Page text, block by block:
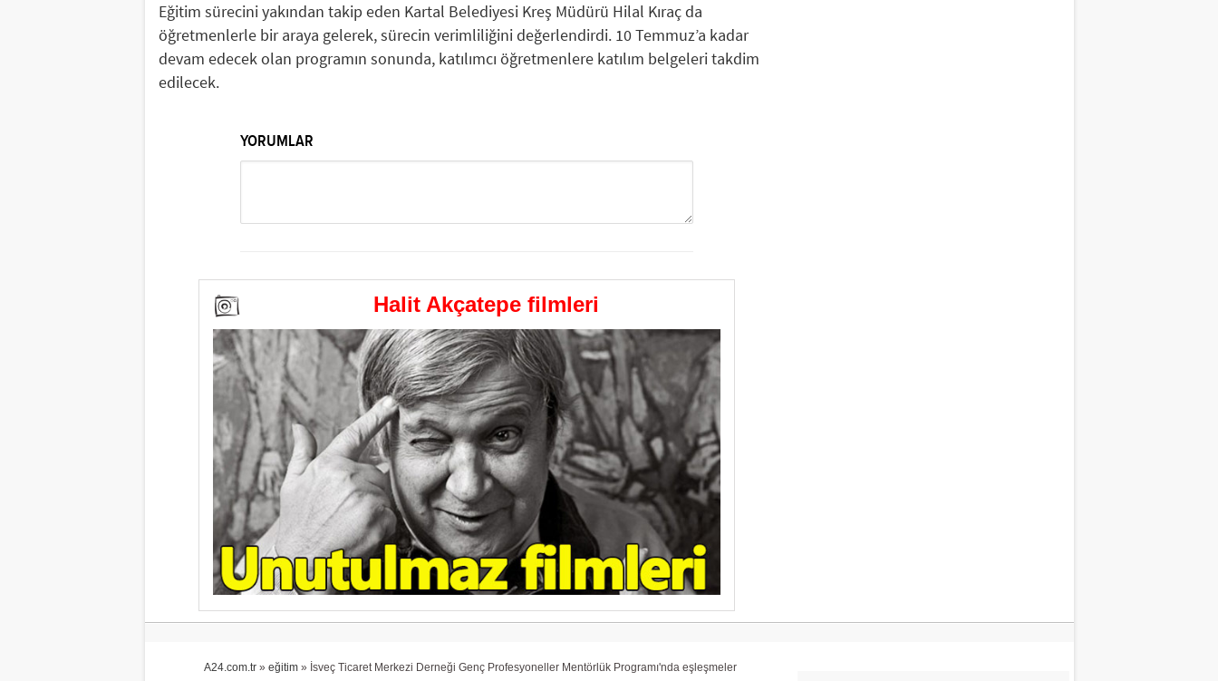
Eğitim sürecini yakından takip eden Kartal Belediyesi Kreş Müdürü Hilal Kıraç da
öğretmenlerle bir araya gelerek, sürecin verimliliğini değerlendirdi. 10 Temmuz’a kadar
devam edecek olan programın sonunda, katılımcı öğretmenlere katılım belgeleri takdim
edilecek.
YORUMLAR
Halit Akçatepe filmleri
A24.com.tr» eğitim» İsveç Ticaret Merkezi Derneği Genç Profesyoneller Mentörlük Programı'nda eşleşmeler